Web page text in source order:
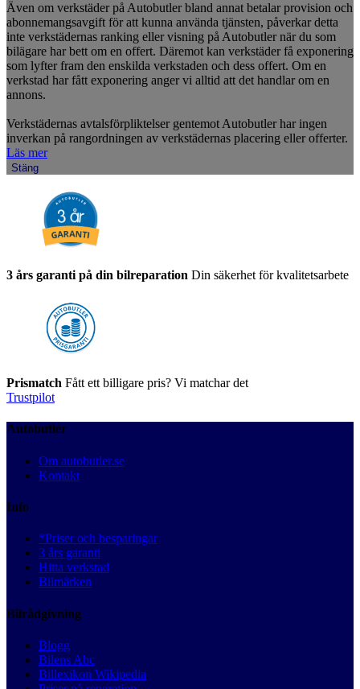
Även om verkstäder på Autobutler bland annat betalar provision och
abonnemangsavgift för att kunna använda tjänsten, påverkar detta
inte verkstädernas ranking eller visning på Autobutler när du som
bilägare har bett om en offert. Däremot kan verkstäder få exponering
som lyfter fram den enskilda verkstaden och dess offert. Om en
verkstad har fått exponering anger vi alltid att det handlar om en
annons.
Verkstädernas avtalsförpliktelser gentemot Autobutler har ingen
inverkan på rangordningen av verkstädernas placering eller offerter.
Läs mer
Stäng
3 års garanti på din bilreparation Din säkerhet för kvalitetsarbete
Prismatch Fått ett billigare pris? Vi matchar det
Trustpilot
Autobutler
Om autobutler.se
Kontakt
Info
*Priser och besparingar
3 års garanti
Hitta verkstad
Bilmärken
Bilrådgivning
Blogg
Bilens Abc
Billexikon Wikipedia